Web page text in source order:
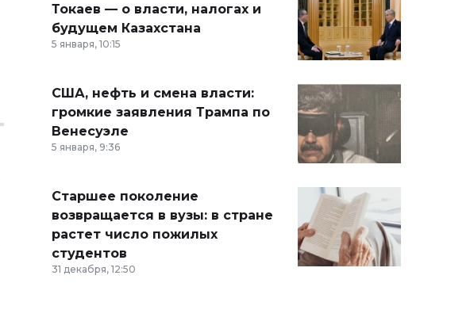
Токаев — о власти, налогах и
будущем Казахстана
5 января, 10:15
США, нефть и смена власти:
громкие заявления Трампа по
Венесуэле
5 января, 9:36
Старшее поколение
возвращается в вузы: в стране
растет число пожилых
студентов
31 декабря, 12:50